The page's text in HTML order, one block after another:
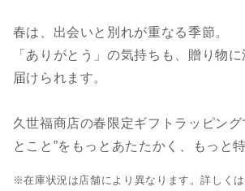
春は、出会いと別れが重なる季節。
「ありがとう」の気持ちも、贈り物
届けられます。
久世福商店の春限定ギフトラッピング
とこと”をもっとあたたかく、もっと特
※在庫状況は店舗により異なります。詳しく